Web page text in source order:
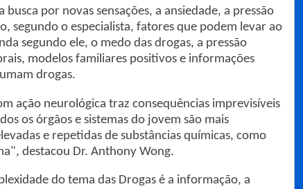
por novas sensações, a ansiedade, a pressão
segundo o especialista, fatores que podem levar ao
segundo ele, o medo das drogas, a pressão
modelos familiares positivos e informações
drogas.
ação neurológica traz consequências imprevisíveis
os órgãos e sistemas do jovem são mais
e repetidas de substâncias químicas, como
destacou Dr. Anthony Wong.
do tema das Drogas é a informação, a